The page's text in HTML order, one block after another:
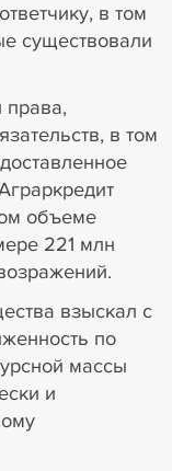
в том
существовали
права,
в том
объеме
221 млн
взыскал с
по
массы
и